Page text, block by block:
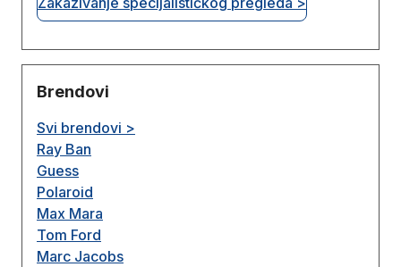
Brendovi
Svi brendovi >
Ray Ban
Guess
Polaroid
Max Mara
Tom Ford
Marc Jacobs